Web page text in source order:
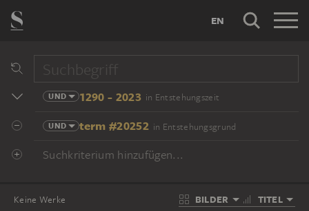
EN
UND 1290 - 2023 in Entstehungszeit
UND term #20252 in Entstehungsgrund
Suchkriterium hinzufügen...
Keine Werke BILDER TITEL